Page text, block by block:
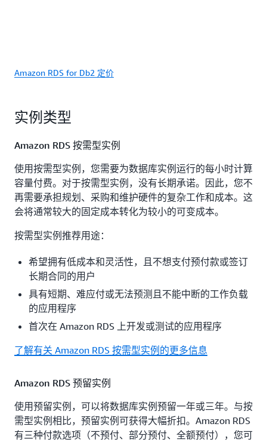
Amazon RDS for Db2 定价
实例类型
Amazon RDS 按需型实例
使用按需型实例，您需要为数据库实例运行的每小时计算
容量付费。对于按需型实例，没有长期承诺。因此，您不
再需要承担规划、采购和维护硬件的复杂工作和成本。这
会将通常较大的固定成本转化为较小的可变成本。
按需型实例推荐用途：
希望拥有低成本和灵活性，且不想支付预付款或签订
长期合同的用户
具有短期、难应付或无法预测且不能中断的工作负载
的应用程序
首次在 Amazon RDS 上开发或测试的应用程序
了解有关 Amazon RDS 按需型实例的更多信息
Amazon RDS 预留实例
使用预留实例，可以将数据库实例预留一年或三年。与按
需型实例相比，预留实例可获得大幅折扣。Amazon RDS
有三种付款选项（不预付、部分预付、全额预付），您可